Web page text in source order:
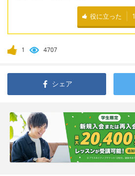
役に立った 1
1 4707
シェア